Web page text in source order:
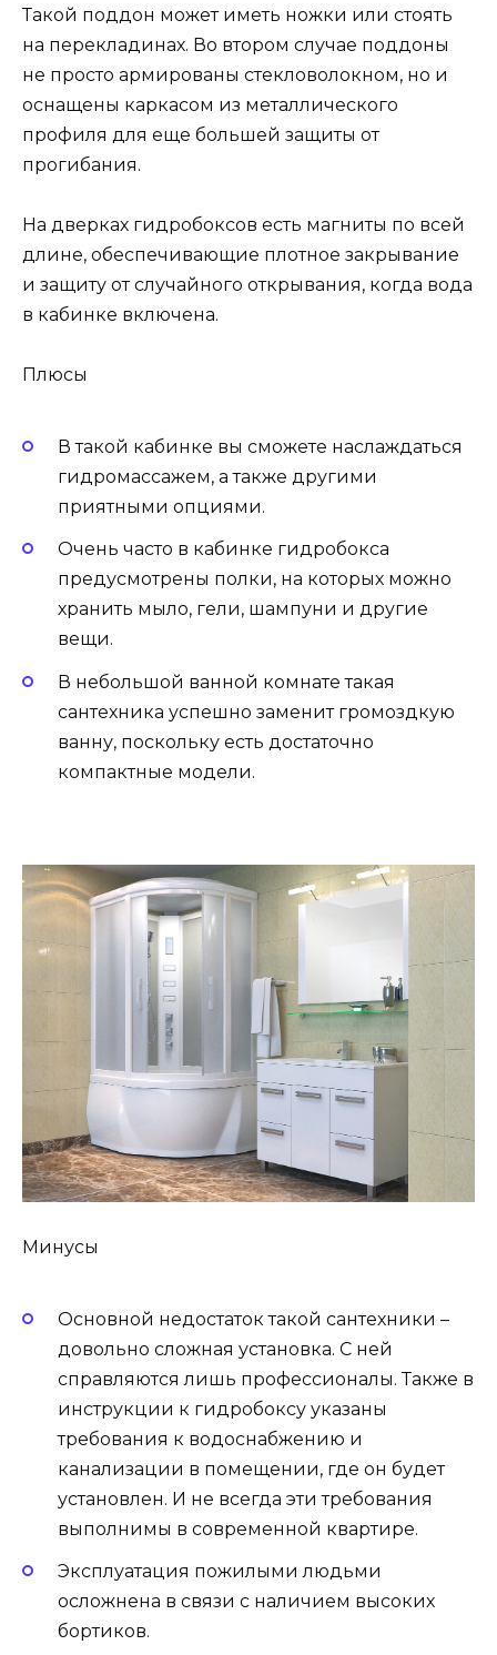
Такой поддон может иметь ножки или стоять
на перекладинах. Во втором случае поддоны
не просто армированы стекловолокном, но и
оснащены каркасом из металлического
профиля для еще большей защиты от
прогибания.
На дверках гидробоксов есть магниты по всей
длине, обеспечивающие плотное закрывание
и защиту от случайного открывания, когда вода
в кабинке включена.
Плюсы
В такой кабинке вы сможете наслаждаться
гидромассажем, а также другими
приятными опциями.
Очень часто в кабинке гидробокса
предусмотрены полки, на которых можно
хранить мыло, гели, шампуни и другие
вещи.
В небольшой ванной комнате такая
сантехника успешно заменит громоздкую
ванну, поскольку есть достаточно
компактные модели.
Минусы
Основной недостаток такой сантехники –
довольно сложная установка. С ней
справляются лишь профессионалы. Также в
инструкции к гидробоксу указаны
требования к водоснабжению и
канализации в помещении, где он будет
установлен. И не всегда эти требования
выполнимы в современной квартире.
Эксплуатация пожилыми людьми
осложнена в связи с наличием высоких
бортиков.